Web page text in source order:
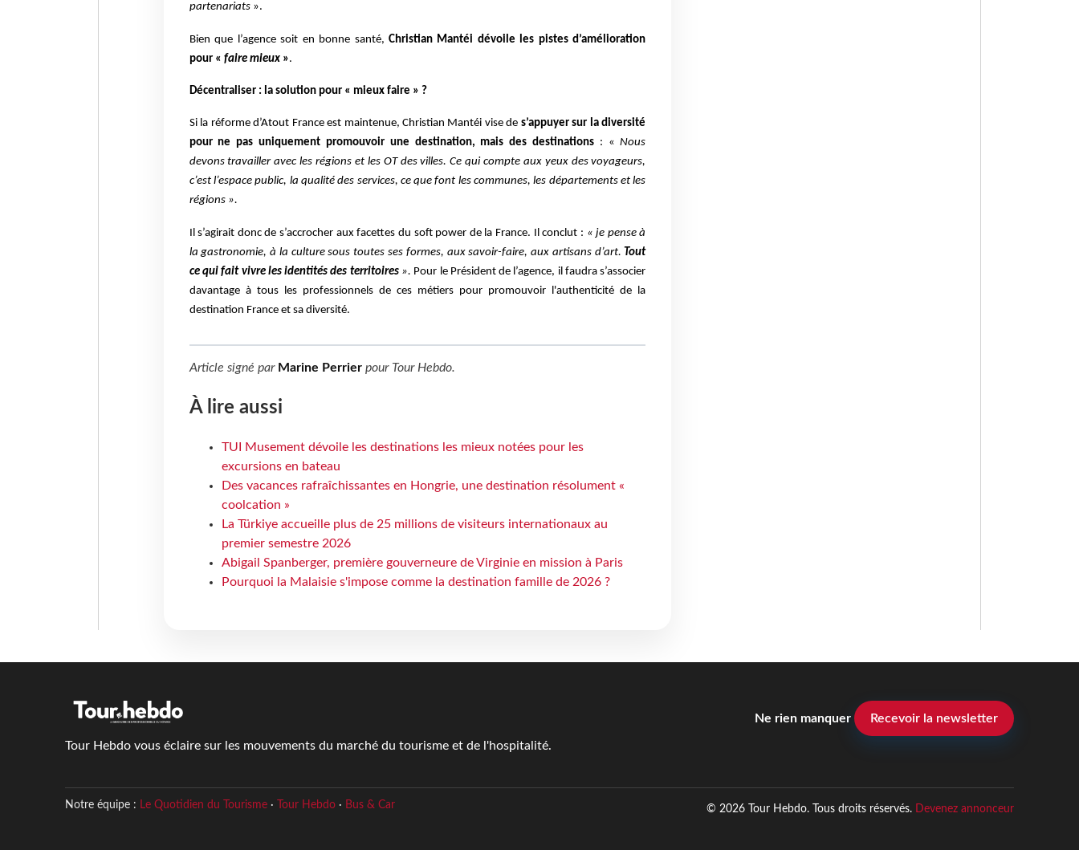
partenariats ».
Bien que l’agence soit en bonne santé, Christian Mantéi dévoile les pistes d’amélioration
pour « faire mieux».
Décentraliser : la solution pour « mieux faire » ?
Si la réforme d’Atout France est maintenue, Christian Mantéi vise de s’appuyer sur la diversité
pour ne pas uniquement promouvoir une destination, mais des destinations: «Nous
devons travailler avec les régions et les OT des villes. Ce qui compte aux yeux des voyageurs,
c’est l’espace public, la qualité des services, ce que font les communes, les départements et les
régions ».
Il s’agirait donc de s’accrocher aux facettes du soft power de la France. Il conclut : « je pense à
la gastronomie, à la culture sous toutes ses formes, aux savoir-faire, aux artisans d’art.Tout
ce qui fait vivre les identités des territoires». Pour le Président de l’agence, il faudra s’associer
davantage à tous les professionnels de ces métiers pour promouvoir l'authenticité de la
destination France et sa diversité.
Article signé par Marine Perrierpour Tour Hebdo.
À lire aussi
TUI Musement dévoile les destinations les mieux notées pour les
excursions en bateau
Des vacances rafraîchissantes en Hongrie, une destination résolument «
coolcation »
La Türkiye accueille plus de 25 millions de visiteurs internationaux au
premier semestre 2026
Abigail Spanberger, première gouverneure de Virginie en mission à Paris
Pourquoi la Malaisie s'impose comme la destination famille de 2026 ?
Tour Hebdo vous éclaire sur les mouvements du marché du tourisme et de l'hospitalité.
Ne rien manquer Recevoir la newsletter
Notre équipe : Le Quotidien du Tourisme· Tour Hebdo· Bus & Car © 2026 Tour Hebdo. Tous droits réservés. Devenez annonceur